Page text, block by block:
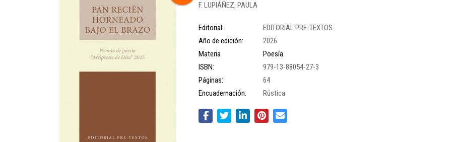
F. LUPIÁÑEZ, PAULA
Editorial:
EDITORIAL PRE-TEXTOS
Año de edición:
2026
Materia
Poesía
ISBN:
979-13-88054-27-3
Páginas:
64
Encuadernación:
Rústica